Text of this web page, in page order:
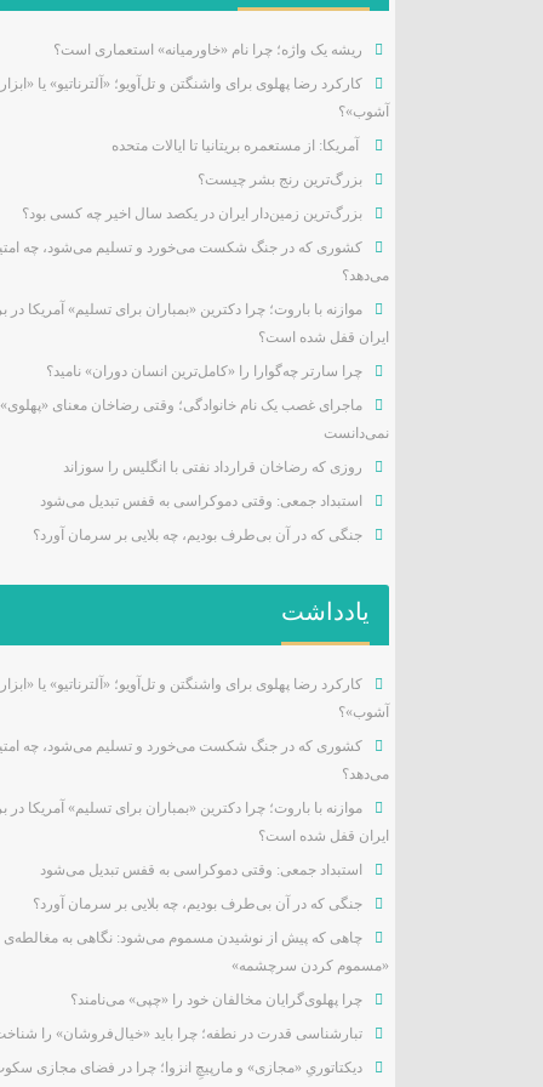
ریشه یک واژه؛ چرا نام «خاورمیانه» استعماری است؟
کارکرد رضا پهلوی برای واشنگتن و تل‌آویو؛ «آلترناتیو» یا «ابزار
آشوب»؟
آمریکا: از مستعمره بریتانیا تا ایالات متحده
بزرگ‌ترین رنج بشر چیست؟
بزرگ‌ترین زمین‌دار ایران در یکصد سال اخیر چه کسی بود؟
کشوری که در جنگ شکست می‌خورد و تسلیم می‌شود، چه
می‌دهد؟
موازنه با باروت؛ چرا دکترین «بمباران برای تسلیم» آمریکا در
ایران قفل شده است؟
چرا سارتر چه‌گوارا را «کامل‌ترین انسان دوران» نامید؟
ماجرای غصب یک نام خانوادگی؛ وقتی رضاخان معنای «پهلوی»
نمی‌دانست
روزی که رضاخان قرارداد نفتی با انگلیس را سوزاند
استبداد جمعی: وقتی دموکراسی به قفس تبدیل می‌شود
جنگی که در آن بی‌طرف بودیم، چه بلایی بر سرمان آورد؟
یادداشت
کارکرد رضا پهلوی برای واشنگتن و تل‌آویو؛ «آلترناتیو» یا «ابزار
آشوب»؟
کشوری که در جنگ شکست می‌خورد و تسلیم می‌شود، چه
می‌دهد؟
موازنه با باروت؛ چرا دکترین «بمباران برای تسلیم» آمریکا در
ایران قفل شده است؟
استبداد جمعی: وقتی دموکراسی به قفس تبدیل می‌شود
جنگی که در آن بی‌طرف بودیم، چه بلایی بر سرمان آورد؟
چاهی که پیش از نوشیدن مسموم می‌شود: نگاهی به مغالطه‌ی
«مسموم کردن سرچشمه»
چرا پهلوی‌گرایان مخالفان خود را «چپی» می‌نامند؟
تبارشناسی قدرت در نطفه؛ چرا باید «خیال‌فروشان» را
دیکتاتوریِ «مجازی» و مارپیچِ انزوا؛ چرا در فضای مجازی